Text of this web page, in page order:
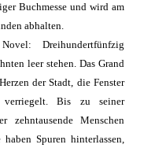
Buchmesse und wird am
abhalten.
Dreihundertfünfzig
leer stehen. Das Grand
der Stadt, die Fenster
Bis zu seiner
zehntausende Menschen
Spuren hinterlassen,